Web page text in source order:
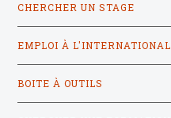
CHERCHER UN STAGE
EMPLOI À L'INTERNATIONAL
BOITE À OUTILS